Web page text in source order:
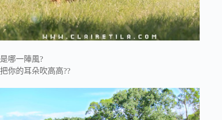
是哪一陣風?
把你的耳朵吹高高??